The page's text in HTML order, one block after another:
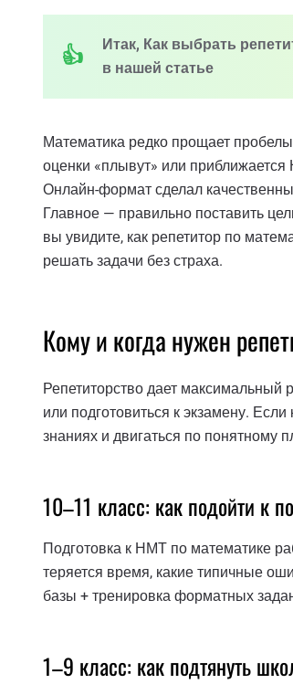
Итак, Как выбрать
в нашей статье
Математика редко прощает
оценки «плывут» или
Онлайн-формат сделал
Главное — правильно поставить
вы увидите, как репетитор по
решать задачи без страха.
Кому и когда нужен
Репетиторство дает максимальный
или подготовиться к экзамену.
знаниях и двигаться по понятному
10–11 класс: как подойти к
Подготовка к НМТ по математике
теряется время, какие типичные
базы + тренировка форматных
1–9 класс: как подтянуть